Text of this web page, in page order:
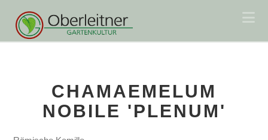
CHAMAEMELUM
NOBILE 'PLENUM'